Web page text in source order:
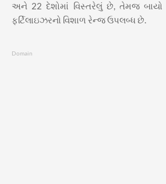
અને 22 દેશોમાં વિસ્તરેલું છે, તેમજ બાયો
ફર્ટિલાઇઝરનો વિશાળ રેન્જ ઉપલબ્ધ છે.
Domain